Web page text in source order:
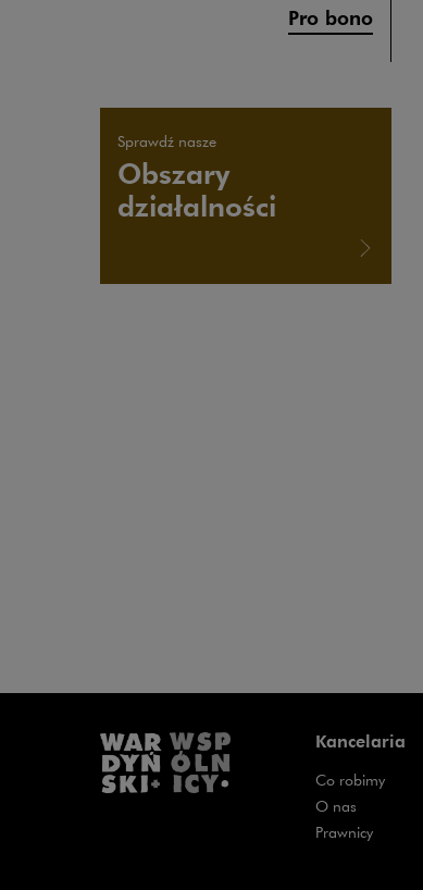
Pro bono
Sprawdź nasze
Obszary
działalności
Kancelaria
Co robimy
O nas
Prawnicy